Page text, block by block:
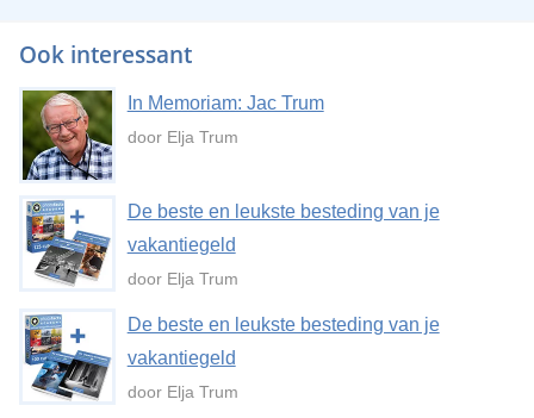
Ook interessant
In Memoriam: Jac Trum
door Elja Trum
De beste en leukste besteding van je
vakantiegeld
door Elja Trum
De beste en leukste besteding van je
vakantiegeld
door Elja Trum